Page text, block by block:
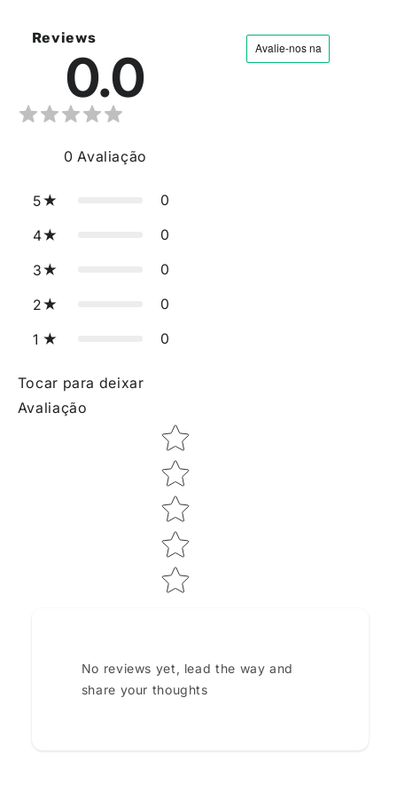
Reviews
0.0
0 Avaliação
5 0
4 0
3 0
2 0
1 0
Tocar para deixar
Avaliação
Star rating
No reviews yet, lead the way and
share your thoughts